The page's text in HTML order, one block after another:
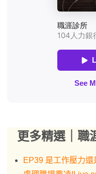
更多精選｜職
EP39 是工作壓力